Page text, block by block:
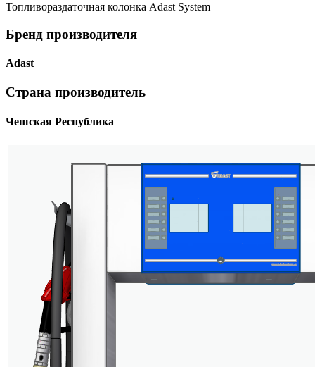
Топливораздаточная колонка Adast System
Бренд производителя
Adast
Страна производитель
Чешская Республика